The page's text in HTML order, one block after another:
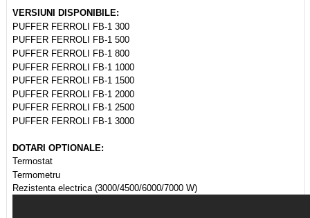
VERSIUNI DISPONIBILE:
PUFFER FERROLI FB-1 300
PUFFER FERROLI FB-1 500
PUFFER FERROLI FB-1 800
PUFFER FERROLI FB-1 1000
PUFFER FERROLI FB-1 1500
PUFFER FERROLI FB-1 2000
PUFFER FERROLI FB-1 2500
PUFFER FERROLI FB-1 3000
DOTARI OPTIONALE:
Termostat
Termometru
Rezistenta electrica (3000/4500/6000/7000 W)